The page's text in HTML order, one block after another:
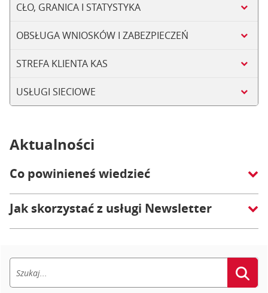
CŁO, GRANICA I STATYSTYKA
OBSŁUGA WNIOSKÓW I ZABEZPIECZEŃ
STREFA KLIENTA KAS
USŁUGI SIECIOWE
Aktualności
Co powinieneś wiedzieć
Jak skorzystać z usługi Newsletter